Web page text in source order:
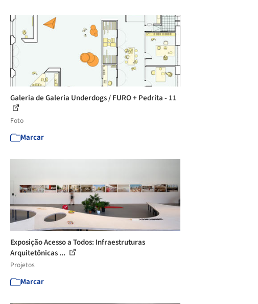
Galeria de Galeria Underdogs / FURO + Pedrita - 11
Foto
Marcar
Exposição Acesso a Todos: Infraestruturas
Arquitetônicas ...
Projetos
Marcar